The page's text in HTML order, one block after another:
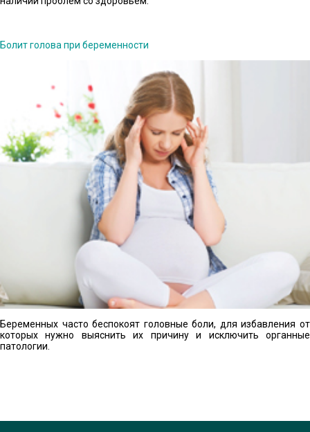
Болит голова при беременности
Беременных часто беспокоят головные боли, для избавления от
которых нужно выяснить их причину и исключить органные
патологии.